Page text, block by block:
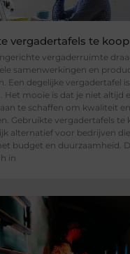
vergadertafels te koop
vergaderruimte
samenwerkingen en
Een degelijke vergadertafel
Het mooie is dat je niet altijd
te schaffen om kwaliteit
Gebruikte vergadertafels te
alternatief voor bedrijven
budget en duurzaamheid.
in